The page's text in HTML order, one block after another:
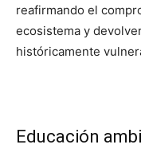
reafirmando el
ecosistema y
históricamente
Educación